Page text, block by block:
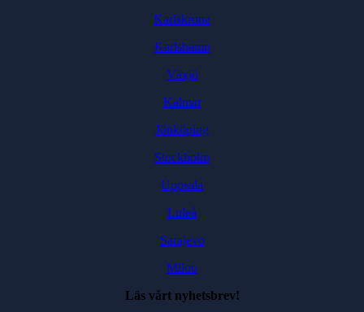
Karlskrona
Karlshamn
Växjö
Kalmar
Jönköping
Stockholm
Uppsala
Luleå
Sarajevo
Milou
Läs vårt nyhetsbrev!